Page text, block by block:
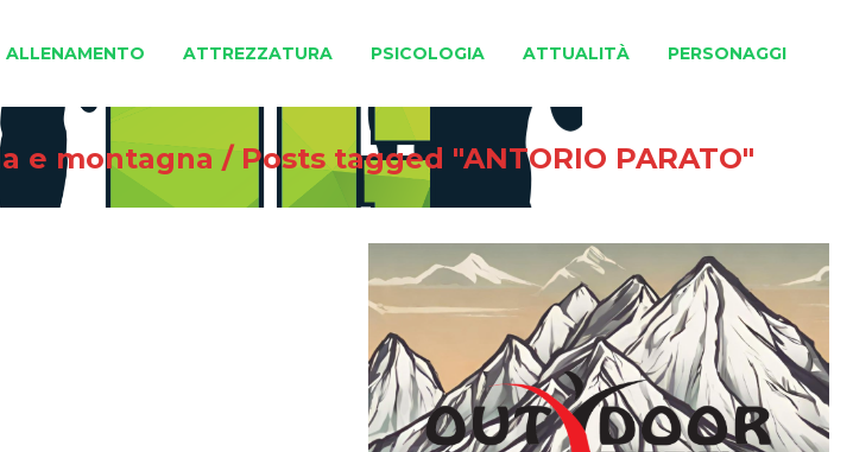
ALLENAMENTO ATTREZZATURA PSICOLOGIA ATTUALITÀ PERSONAGGI
e montagna /Posts tagged "ANTORIO PARATO"